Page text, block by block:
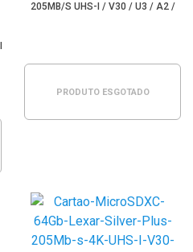
205MB/S UHS-I / V30 / U3 / A2 /
PRODUTO ESGOTADO